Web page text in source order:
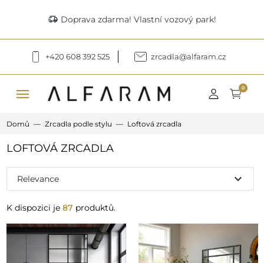
delivery_truck_speed Doprava zdarma! Vlastní vozový park!
+420 608 392 525 zrcadla@alfaram.cz
menu 0
Domů Zrcadla podle stylu Loftová zrcadla
LOFTOVÁ ZRCADLA
K dispozici je 87 produktů.
Relevance expand_more